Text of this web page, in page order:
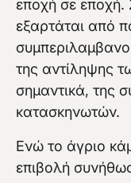
εποχή σε
εξαρτάται από
της αντίληψης
σημαντικά, της
κατασκηνωτών.
Ενώ το άγριο
επιβολή